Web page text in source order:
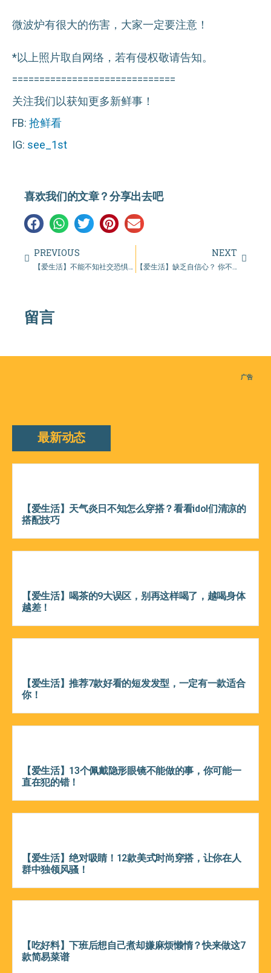
微波炉有很大的伤害，大家一定要注意！
*以上照片取自网络，若有侵权敬请告知。
==============================
关注我们以获知更多新鲜事！
FB: 抢鲜看
IG: see_1st
喜欢我们的文章？分享出去吧
PREVIOUS
【爱生活】不能不知社交恐惧症具有的7个症状以及5大解决方法！
NEXT
【爱生活】缺乏自信心？ 你不能不知提高自信心的5个小方法！
留言
广告
最新动态
【爱生活】天气炎日不知怎么穿搭？看看idol们清凉的
搭配技巧
【爱生活】喝茶的9大误区，别再这样喝了，越喝身体
越差！
【爱生活】推荐7款好看的短发发型，一定有一款适合
你！
【爱生活】13个佩戴隐形眼镜不能做的事，你可能一
直在犯的错！
【爱生活】绝对吸睛！12款美式时尚穿搭，让你在人
群中独领风骚！
【吃好料】下班后想自己煮却嫌麻烦懒惰？快来做这7
款简易菜谱